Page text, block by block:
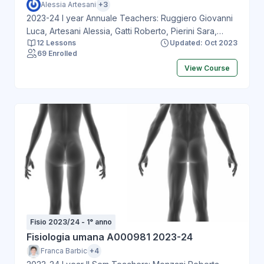
Alessia Artesani +3
2023-24 I year Annuale Teachers: Ruggiero Giovanni
Luca, Artesani Alessia, Gatti Roberto, Pierini Sara,
Ruggiero Giovanni Luca
12 Lessons
Updated: Oct 2023
69 Enrolled
View Course
Fisio 2023/24 - 1° anno
Fisiologia umana A000981 2023-24
Franca Barbic +4